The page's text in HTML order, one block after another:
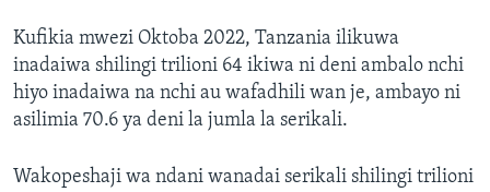
Kufikia mwezi Oktoba 2022, Tanzania ilikuwa
inadaiwa shilingi trilioni 64 ikiwa ni deni ambalo nchi
hiyo inadaiwa na nchi au wafadhili wan je, ambayo ni
asilimia 70.6 ya deni la jumla la serikali.
Wakopeshaji wa ndani wanadai serikali shilingi trilioni